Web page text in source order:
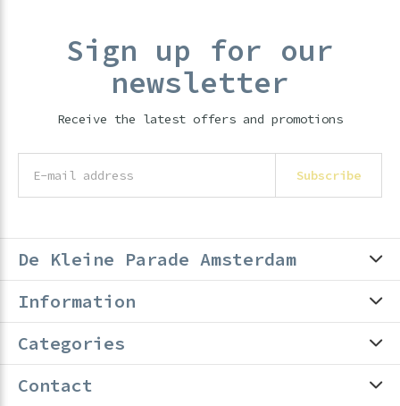
Sign up for our
newsletter
Receive the latest offers and promotions
Subscribe
De Kleine Parade Amsterdam
Information
Categories
Contact